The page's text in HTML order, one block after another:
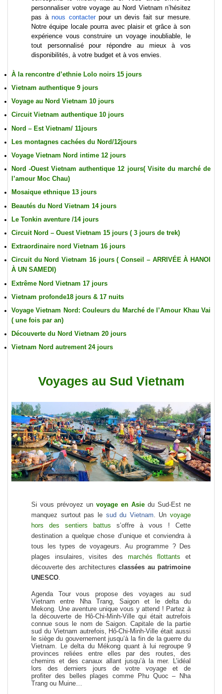
personnaliser votre voyage au Nord Vietnam n’hésitez
pas ànous contacterpour un devis fait sur mesure.
Notre équipe localepourra avec plaisir et grâce à son
expérience vous construire un voyage inoubliable, le
tout personnalisé pour répondre au mieux à vos
disponibilités, à votre budget et à vos envies.
À la rencontre d’ethnie Lolo noirs 15 jours
Vietnam authentique 9 jours
Voyage au Nord Vietnam 10 jours
Circuit Vietnam authentique 10 jours
Nord – Est Vietnam/ 11jours
Les montagnes cachées du Nord/12jours
Voyage Vietnam Nord intime 12 jours
Nord -Ouest Vietnam authentique 12 jours( Visite du marché de
l’amour Moc Chau)
Mosaique ethnique 13 jours
Beautés du Nord Vietnam 14 jours
Le Tonkin aventure /14 jours
Circuit Nord – Ouest Vietnam 15 jours ( 3 jours de trek)
Extraordinaire nord Vietnam 16 jours
Circuit du Nord Vietnam 16 jours ( Conseil – ARRIVÉE À HANOI
À UN SAMEDI)
Extrême Nord Vietnam 17 jours
Vietnam profonde18 jours & 17 nuits
Voyage Vietnam Nord: Couleurs du Marché de l’Amour Khau Vai
( une fois par an)
Découverte du Nord Vietnam 20 jours
Vietnam Nord autrement 24 jours
Voyages au Sud Vietnam
Si vous prévoyez un voyage en Asie du Sud-Est ne
manquez surtout pas lesud du Vietnam. Un voyage
hors des sentiers battus s’offre à vous ! Cette
destination a quelque chose d’unique et conviendra à
tous les types de voyageurs. Au programme ? Des
plages insulaires, visites des marchés flottants et
découverte des architecturesclassées au patrimoine
UNESCO.
Agenda Tour vous propose des voyages au sud
Vietnam entre
Nha Trang, Saigon et le delta du
Mekong. Une aventure unique vous y attend ! Partez à
la découverte de Hô-Chi-Minh-Ville qui était autrefois
connue sous le nom de Saigon. Capitale de la partie
sud du Vietnam autrefois, Hô-Chi-Minh-Ville était aussi
le siège du gouvernement jusqu’à la fin de la guerre du
Vietnam. Le delta du Mékong quant à lui regroupe 9
provinces reliées entre elles par des routes, des
chemins et des canaux allant jusqu’à la mer. L’idéal
lors des derniers jours de votre voyage et de
profiter des belles plages comme Phu Quoc – Nha
Trang ou Muine…